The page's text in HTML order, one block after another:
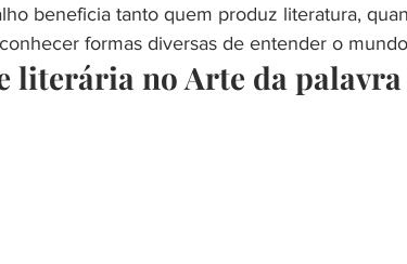
beneficia tanto quem produz literatura,
formas diversas de entender o
literária no Arte da palavra